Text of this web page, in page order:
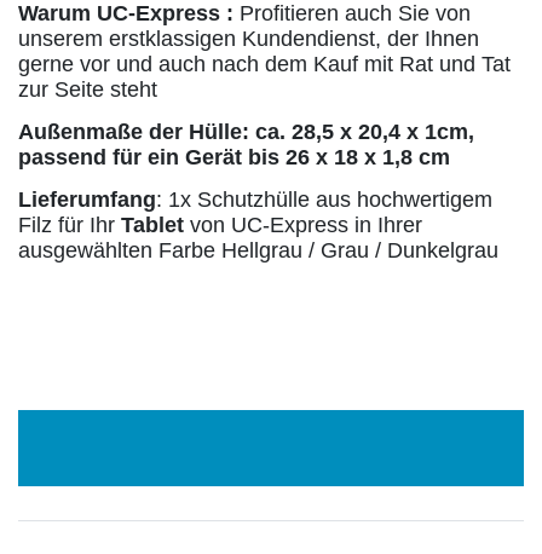
Warum UC-Express : Profitieren auch Sie von
unserem erstklassigen Kundendienst, der Ihnen
gerne vor und auch nach dem Kauf mit Rat und Tat
zur Seite steht
Außenmaße der Hülle: ca. 28,5 x 20,4 x 1cm,
passend für ein Gerät bis 26 x 18 x 1,8 cm
Lieferumfang: 1x Schutzhülle aus hochwertigem
Filz für Ihr Tablet von UC-Express in Ihrer
ausgewählten Farbe Hellgrau / Grau / Dunkelgrau